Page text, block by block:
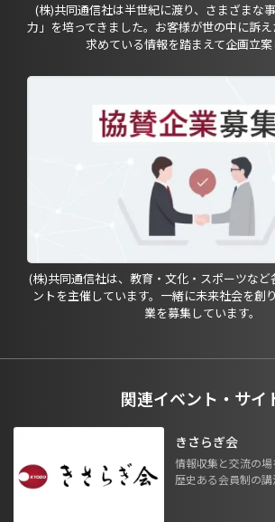
(株)共同通信社は半世紀に渡り、さまざまな
力」を培ってきました。お客様が世の中に訴
求めている情報を踏まえて企画立案
(株)共同通信社は、教育・文化・スポーツな
ントを主催しています。一緒に未来社会を創
業を募集しています。
関連イベント・サイ
きさらぎ会
情報収集と交流の
歴史ある会員制の